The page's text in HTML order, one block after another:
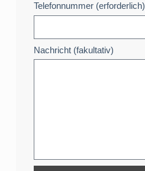
Telefonnummer (erforderlich)
Nachricht (fakultativ)